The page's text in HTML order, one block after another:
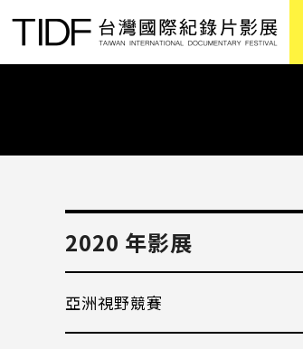
2020 年影展
亞洲視野競賽